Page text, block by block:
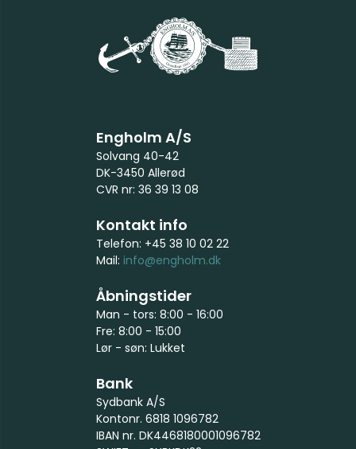
Engholm A/S
Solvang 40-42
DK-3450 Allerød
CVR nr: 36 39 13 08
Kontakt info
Telefon: +45 38 10 02 22
Mail: info@engholm.dk
Åbningstider
Man - tors: 8:00 - 16:00
Fre: 8:00 - 15:00
Lør - søn: Lukket
Bank
Sydbank A/S
Kontonr. 6818 1096782
IBAN nr. DK4468180001096782